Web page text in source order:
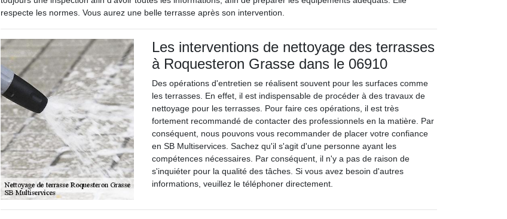
respecte les normes. Vous aurez une belle terrasse après son intervention.
Les interventions de nettoyage des terrasses
à Roquesteron Grasse dans le 06910
Des opérations d'entretien se réalisent souvent pour les surfaces comme
les terrasses. En effet, il est indispensable de procéder à des travaux de
nettoyage pour les terrasses. Pour faire ces opérations, il est très
fortement recommandé de contacter des professionnels en la matière. Par
conséquent, nous pouvons vous recommander de placer votre confiance
en SB Multiservices. Sachez qu'il s'agit d'une personne ayant les
compétences nécessaires. Par conséquent, il n'y a pas de raison de
s'inquiéter pour la qualité des tâches. Si vous avez besoin d'autres
informations, veuillez le téléphoner directement.